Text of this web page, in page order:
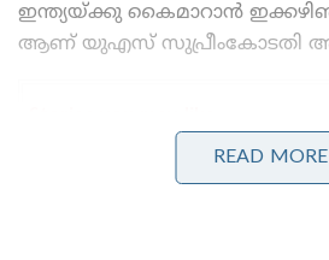
ഇന്ത്യയ്ക്കു കൈമാറാൻ
ആണ് യുഎസ് സുപ്രീംകോടതി
READ MORE